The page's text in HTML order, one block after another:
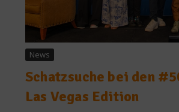
News
Schatzsuche bei den
Las Vegas Edition